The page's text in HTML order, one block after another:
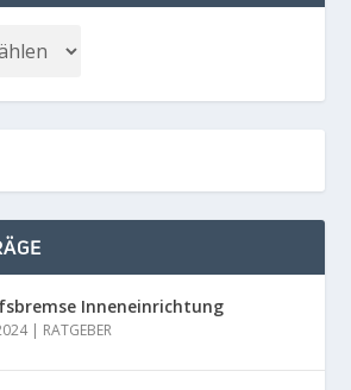
Inneneinrichtung
| RATGEBER